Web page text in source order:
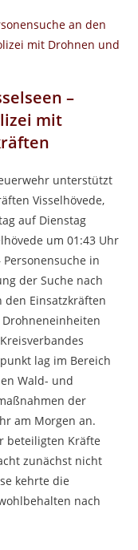
–
mit
unterstützt
Visselhövede,
auf Dienstag
um 01:43 Uhr
Personensuche in
der Suche nach
den Einsatzkräften
lag im Bereich
Wald- und
der
am Morgen an.
beteiligten Kräfte
zunächst nicht
kehrte die
nach